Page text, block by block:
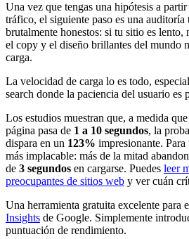
Una vez que tengas una hipótesis a
tráfico, el siguiente paso es una auditoría
brutalmente honestos: si tu sitio es lento,
el copy y el diseño brillantes del mundo
carga.
La velocidad de carga lo es todo,
search donde la paciencia del usuario es
Los estudios muestran que, a medida
página pasa de 1 a 10 segundos, la
dispara en un 123% impresionante.
más implacable: más de la mitad
de 3 segundos en cargarse. Puedes leer
preocupantes de sitios web y ver cuán
Una herramienta gratuita excelente para
Insights de Google. Simplemente
puntuación de rendimiento.